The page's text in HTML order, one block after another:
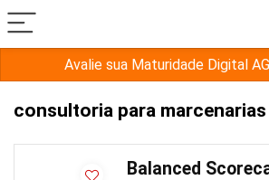
Avalie sua Maturidade Digital
consultoria para marcenarias
Balanced